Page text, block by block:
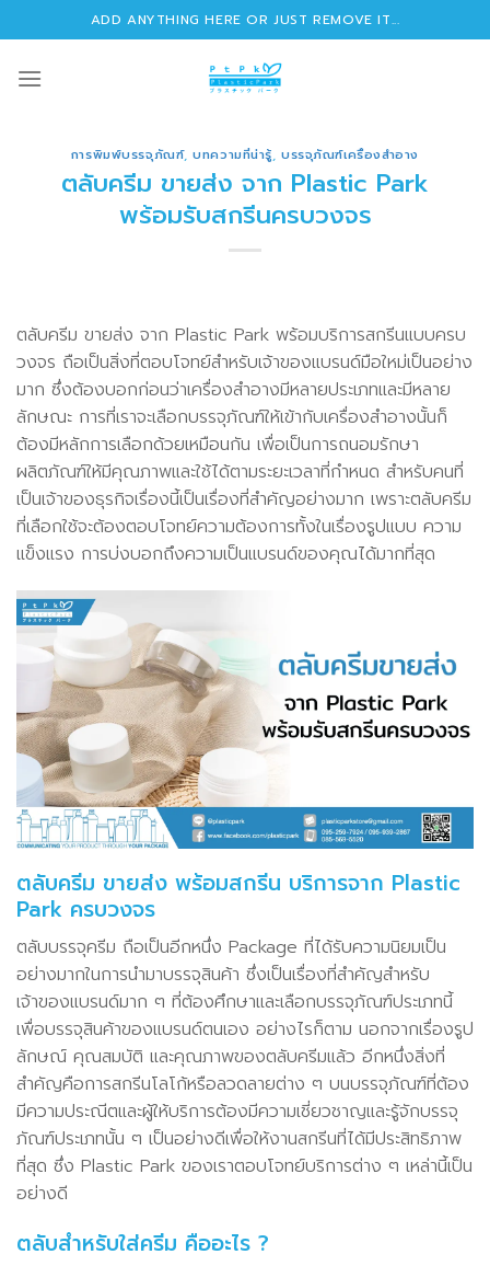
to
content
ADD ANYTHING HERE OR JUST REMOVE IT...
การพิมพ์บรรจุภัณฑ์,บทความที่น่ารู้,บรรจุภัณฑ์เครื่องสำอาง
ตลับครีม ขายส่ง จาก Plastic Park
พร้อมรับสกรีนครบวงจร
ตลับครีม ขายส่ง จาก Plastic Park พร้อมบริการสกรีนแบบครบ
วงจร ถือเป็นสิ่งที่ตอบโจทย์สำหรับเจ้าของแบรนด์มือใหม่เป็นอย่าง
มาก ซึ่งต้องบอกก่อนว่าเครื่องสำอางมีหลายประเภทและมีหลาย
ลักษณะ การที่เราจะเลือกบรรจุภัณฑ์ให้เข้ากับเครื่องสำอางนั้นก็
ต้องมีหลักการเลือกด้วยเหมือนกัน เพื่อเป็นการถนอมรักษา
ผลิตภัณฑ์ให้มีคุณภาพและใช้ได้ตามระยะเวลาที่กำหนด สำหรับคนที่
เป็นเจ้าของธุรกิจเรื่องนี้เป็นเรื่องที่สำคัญอย่างมาก เพราะตลับครีม
ที่เลือกใช้จะต้องตอบโจทย์ความต้องการทั้งในเรื่องรูปแบบ ความ
แข็งแรง การบ่งบอกถึงความเป็นแบรนด์ของคุณได้มากที่สุด
ตลับครีม ขายส่ง พร้อมสกรีน บริการจาก Plastic
Park ครบวงจร
ตลับบรรจุครีม ถือเป็นอีกหนึ่ง Package ที่ได้รับความนิยมเป็น
อย่างมากในการนำมาบรรจุสินค้า ซึ่งเป็นเรื่องที่สำคัญสำหรับ
เจ้าของแบรนด์มาก ๆ ที่ต้องศึกษาและเลือกบรรจุภัณฑ์ประเภทนี้
เพื่อบรรจุสินค้าของแบรนด์ตนเอง อย่างไรก็ตาม นอกจากเรื่องรูป
ลักษณ์ คุณสมบัติ และคุณภาพของตลับครีมแล้ว อีกหนึ่งสิ่งที่
สำคัญคือการสกรีนโลโก้หรือลวดลายต่าง ๆ บนบรรจุภัณฑ์ที่ต้อง
มีความประณีตและผู้ให้บริการต้องมีความเชี่ยวชาญและรู้จักบรรจุ
ภัณฑ์ประเภทนั้น ๆ เป็นอย่างดีเพื่อให้งานสกรีนที่ได้มีประสิทธิภาพ
ที่สุด ซึ่ง Plastic Park ของเราตอบโจทย์บริการต่าง ๆ เหล่านี้เป็น
อย่างดี
ตลับสำหรับใส่ครีม คืออะไร ?